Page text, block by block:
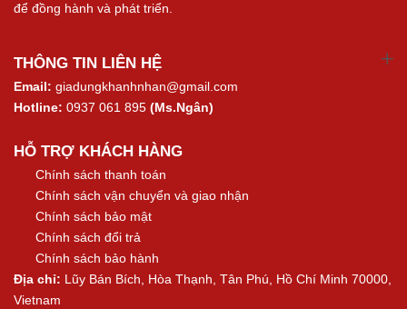
để đồng hành và phát triển.
THÔNG TIN LIÊN HỆ
Email: giadungkhanhnhan@gmail.com
Hotline: 0937 061 895 (Ms.Ngân)
HỖ TRỢ KHÁCH HÀNG
Chính sách thanh toán
Chính sách vận chuyển và giao nhận
Chính sách bảo mật
Chính sách đổi trả
Chính sách bảo hành
Địa chỉ: Lũy Bán Bích, Hòa Thạnh, Tân Phú, Hồ Chí Minh 70000,
Vietnam